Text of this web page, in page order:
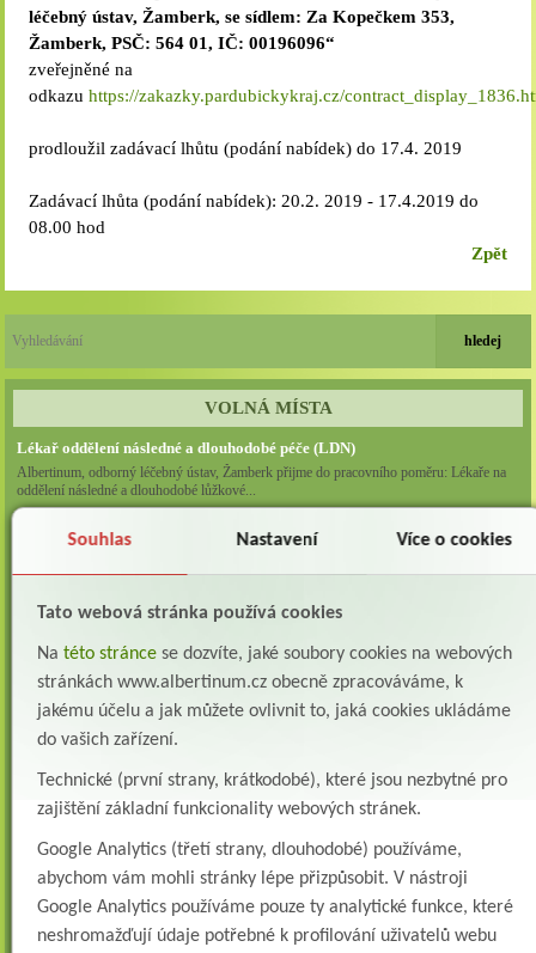
léčebný ústav, Žamberk, se sídlem: Za Kopečkem 353,
Žamberk, PSČ: 564 01, IČ: 00196096“
zveřejněné na
odkazuhttps://zakazky.pardubickykraj.cz/
prodloužil zadávací lhůtu (podání nabídek) do 17.4. 2019
Zadávací lhůta (podání nabídek): 20.2. 2019 - 17.4.2019 do
08.00 hod
Zpět
VOLNÁ MÍSTA
Lékař oddělení následné a dlouhodobé péče (LDN)
Albertinum, odborný léčebný ústav, Žamberk přijme do pracovního poměru: Lékaře na
oddělení následné a dlouhodobé lůžkové...
Lékař na oddělení psychiatrie
oddělení psychiatrie ...
Lékař oddělení pneumologie a ftizeologie (plicní oddělení)
Albertinum, odborný léčebný ústav, Žamberk přijme do pracovního poměru: Lékaře na
Všeobecná/praktická sestra na LDN
Přidejte se k nám Do našeho týmu přijmeme všeobecnou nebo praktickou sestru na
Všeobecná sestra na plicní oddělení
SESTRA na oddělení pneumologie a ftizeologiePr...
Logoped/klinický logoped
Albertinum, OLÚ, Žamberk přijme
KLINICKÉHO LOGOPEDA Nab...
Souhlas Nastavení Více o cookies
Tato webová stránka používá cookies
Na této stráncese dozvíte, jaké soubory cookies na webových
stránkách www.albertinum.cz obecně zpracováváme, k
jakému účelu a jak můžete ovlivnit to, jaká cookies ukládáme
do vašich zařízení.
Technické (první strany, krátkodobé), které jsou nezbytné pro
zajištění základní funkcionality webových stránek.
Google Analytics (třetí strany, dlouhodobé) používáme,
abychom vám mohli stránky lépe přizpůsobit. V nástroji
Google Analytics používáme pouze ty analytické funkce, které
neshromažďují údaje potřebné k profilování uživatelů webu